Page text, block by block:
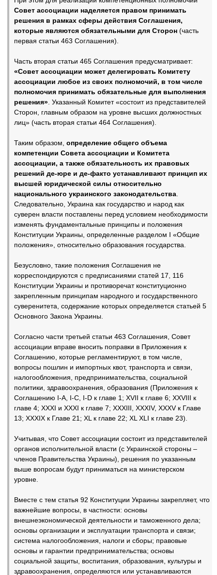
Совет ассоциации наделяется правом принимать
решения в рамках сферы действия Соглашения,
которые являются обязательными для Сторон (часть
первая статьи 463 Соглашения).
Часть вторая статьи 465 Соглашения предусматривает:
«Совет ассоциации может делегировать Комитету
ассоциации любое из своих полномочий, в том числе
полномочия принимать обязательные для выполнения
решения» . Указанный Комитет «состоит из представителей
Сторон, главным образом на уровне высших должностных
лиц» (часть вторая статьи 464 Соглашения).
Таким образом, определение общего объема
компетенции Совета ассоциации и Комитета
ассоциации, а также обязательность их правовых
решений де-юре и де-факто устанавливают принцип их
высшей юридической силы относительно
национального украинского законодательства
Следовательно, Украина как государство и народ как
суверен власти поставлены перед условием необходимости
изменять фундаментальные принципы и положения
Конституции Украины, определенные разделом I «Общие
положения», относительно образования государства.
Безусловно, такие положения Соглашения не
корреспондируются с предписаниями статей 17, 116
Конституции Украины и противоречат конституционно
закрепленным принципам народного и государственного
суверенитета, содержание которых определяется статьей 5
Основного Закона Украины.
Согласно части третьей статьи 463 Соглашения, Совет
ассоциации вправе вносить поправки в Приложения к
Соглашению, которые регламентируют, в том числе,
вопросы пошлин и импортных квот, транспорта и связи,
налогообложения, предпринимательства, социальной
политики, здравоохранения, образования (Приложения к
Соглашению I-А, I-С, I-D к главе 1; ХVII к главе 6; XXVIII к
главе 4; ХХХI и ХХХI к главе 7; ХХХIII, ХХХIV, ХХХV к Главе
13; ХХХIХ к Главе 21; XL к главе 22; XL XLI к главе 23).
Учитывая, что Совет ассоциации состоит из представителей
органов исполнительной власти (с Украинской стороны –
членов Правительства Украины), решения по указанным
выше вопросам будут приниматься на министерском
уровне.
Вместе с тем статья 92 Конституции Украины закрепляет, что
важнейшие вопросы, в частности: основы
внешнеэкономической деятельности и таможенного дела;
основы организации и эксплуатации транспорта и связи;
система налогообложения, налоги и сборы; правовые
основы и гарантии предпринимательства; основы
социальной защиты, воспитания, образования, культуры и
здравоохранения, определяются или устанавливаются